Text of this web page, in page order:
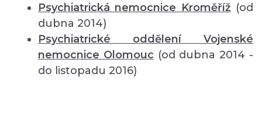
Psychiatrická nemocnice Kroměříž (od
dubna 2014)
Psychiatrické oddělení Vojenské
nemocnice Olomouc (od dubna 2014 -
do listopadu 2016)